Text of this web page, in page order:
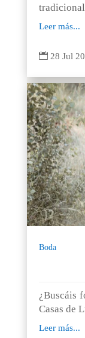
Leer más...
 28 Jul
Boda
¿Buscáis
Casas de
Leer más...